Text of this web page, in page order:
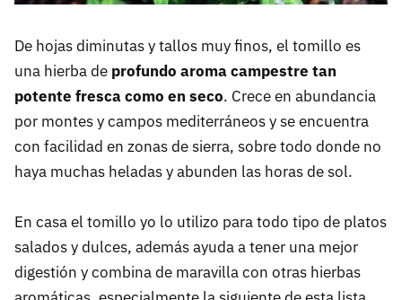
De hojas diminutas y tallos muy finos, el tomillo es
una hierba de profundo aroma campestre tan
potente fresca como en seco. Crece en abundancia
por montes y campos mediterráneos y se encuentra
con facilidad en zonas de sierra, sobre todo donde no
haya muchas heladas y abunden las horas de sol.
En casa el tomillo yo lo utilizo para todo tipo de platos
salados y dulces, además ayuda a tener una mejor
digestión y combina de maravilla con otras hierbas